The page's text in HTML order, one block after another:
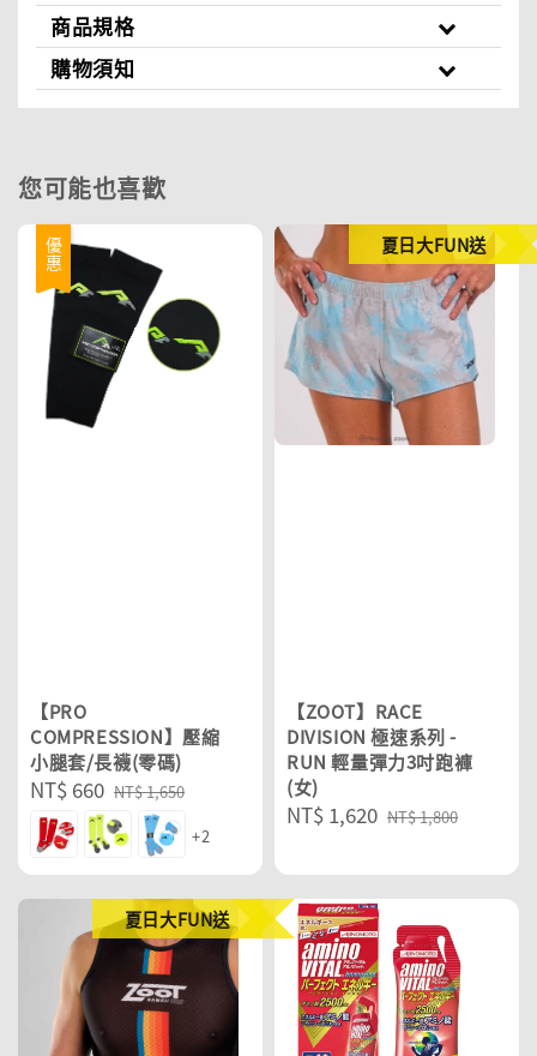
商品規格
購物須知
您可能也喜歡
優惠
【PRO
COMPRESSION】壓縮
小腿套/長襪(零碼)
Sale
price
NT$ 660 Regular
price
NT$ 1,650
+2
夏日大FUN送
【ZOOT】RACE
DIVISION 極速系列 -
RUN 輕量彈力3吋跑褲
(女)
Sale
NT$ 1,620 Regular
NT$ 1,800
夏日大FUN送